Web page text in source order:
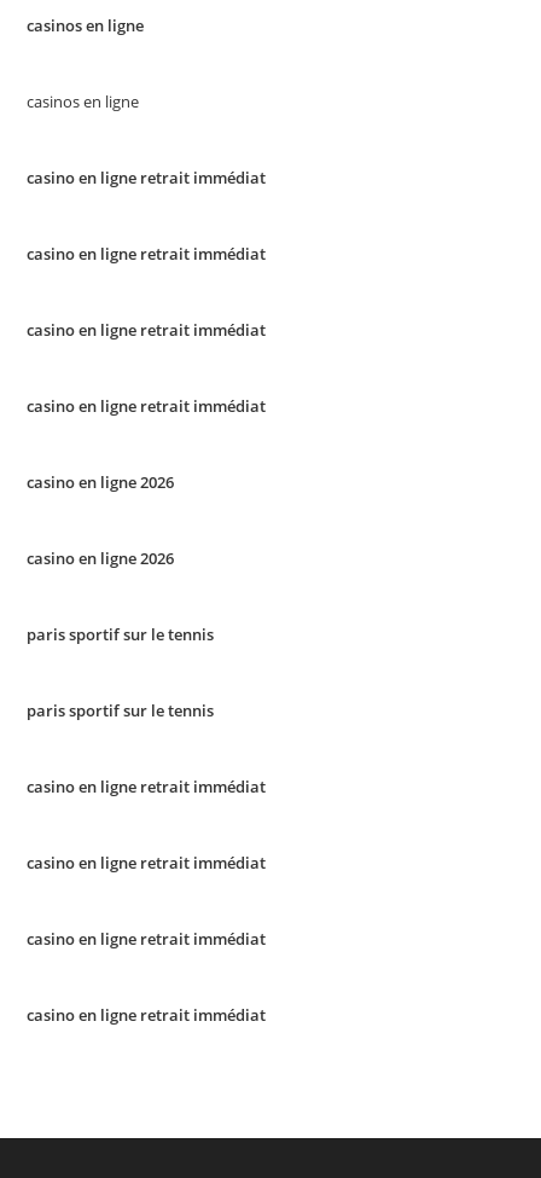
casinos en ligne
casinos en ligne
casino en ligne retrait immédiat
casino en ligne retrait immédiat
casino en ligne retrait immédiat
casino en ligne retrait immédiat
casino en ligne 2026
casino en ligne 2026
paris sportif sur le tennis
paris sportif sur le tennis
casino en ligne retrait immédiat
casino en ligne retrait immédiat
casino en ligne retrait immédiat
casino en ligne retrait immédiat